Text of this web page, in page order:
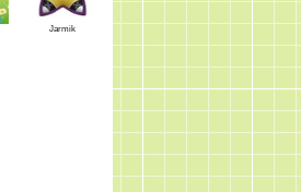
Jarmik